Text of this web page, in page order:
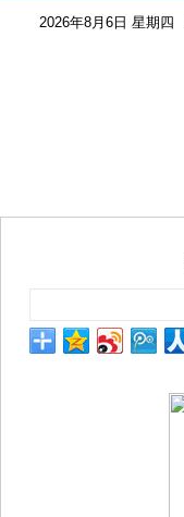
2026年8月6日 星期四